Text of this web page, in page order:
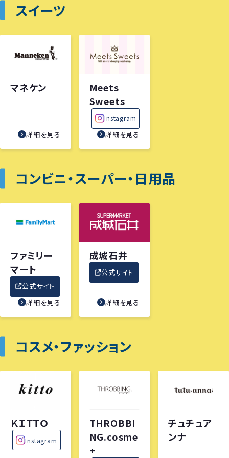
スイーツ
マネケン
詳細を見る
Meets
Sweets
Instagram
詳細を見る
コンビニ・スーパー・日用品
ファミリー
マート
公式サイト
詳細を見る
成城石井
公式サイト
詳細を見る
コスメ・ファッション
ＫＩＴＴＯ
Instagram
THROBBI
NG.cosme
+
チュチュア
ンナ